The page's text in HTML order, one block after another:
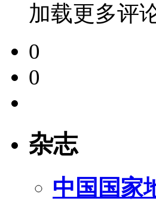
加载更多评
0
0
杂志
中国国家